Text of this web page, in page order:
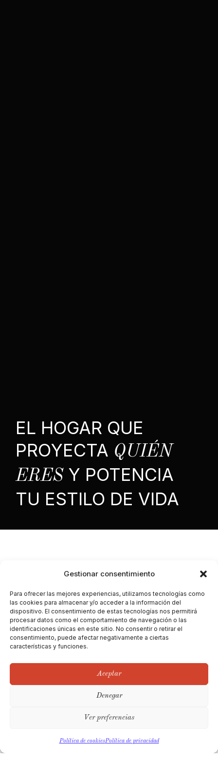
Gestionar consentimiento
Para ofrecer las mejores experiencias, utilizamos tecnologías como
las cookies para almacenar y/o acceder a la información del
dispositivo. El consentimiento de estas tecnologías nos permitirá
procesar datos como el comportamiento de navegación o las
identificaciones únicas en este sitio. No consentir o retirar el
consentimiento, puede afectar negativamente a ciertas
características y funciones.
Aceptar
Denegar
Ver preferencias
Política de cookiesPolítica de privacidad
EL HOGAR QUE
PROYECTA QUIÉN
ERES Y POTENCIA
TU ESTILO DE VIDA
UN REFUGIO
PARA VIVIR EN
EQUILIBRIO
TU CASA PERFECTA.
La metodología exclusiva de diseño y ejecución que
transforma tu vivienda en un espacio coherente e
integrado, mediante una estrategia de rediseño,
reforma y decoración creada específicamente para tu
forma de vivir.